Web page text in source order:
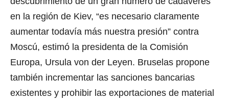
en la región de Kiev, “es necesario claramente
aumentar todavía más nuestra presión” contra
Moscú, estimó la presidenta de la Comisión
Europa, Ursula von der Leyen. Bruselas propone
también incrementar las sanciones bancarias
existentes y prohibir las exportaciones de material